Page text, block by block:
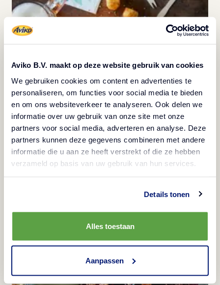
Aviko B.V. maakt op deze website gebruik van cookies
We gebruiken cookies om content en advertenties te
personaliseren, om functies voor social media te bieden
en om ons websiteverkeer te analyseren. Ook delen we
informatie over uw gebruik van onze site met onze
partners voor social media, adverteren en analyse. Deze
partners kunnen deze gegevens combineren met andere
informatie die u aan ze heeft verstrekt of die ze hebben
verzameld op basis van uw gebruik van hun services.
Details tonen
Alles toestaan
Aanpassen
Rösti-Bites mit Flönz to go
Winterrezepte